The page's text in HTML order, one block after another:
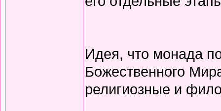
Идея, что монада
Божественного
религиозные и